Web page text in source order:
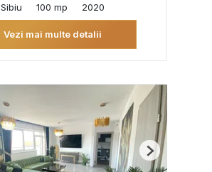
Sibiu
100 mp 2020
Vezi mai multe detalii
Next